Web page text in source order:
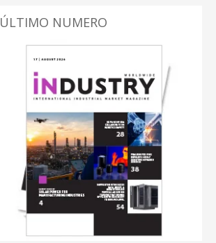
ÚLTIMO NUMERO